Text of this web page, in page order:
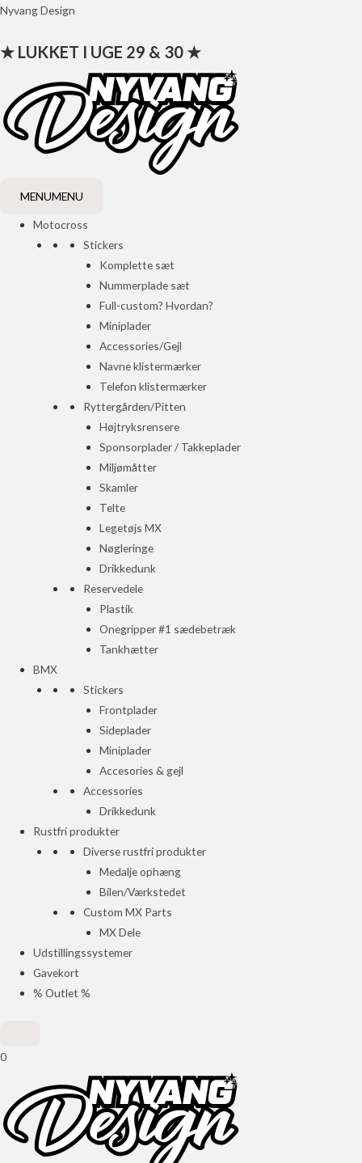
Gå
indholdet
Nyvang Design
★ LUKKET I UGE 29 & 30 ★
MENUMENU
Motocross
Stickers
Komplette sæt
Nummerplade sæt
Full-custom? Hvordan?
Miniplader
Accessories/Gejl
Navne klistermærker
Telefon klistermærker
Ryttergården/Pitten
Højtryksrensere
Sponsorplader / Takkeplader
Miljømåtter
Skamler
Telte
Legetøjs MX
Nøgleringe
Drikkedunk
Reservedele
Plastik
Onegripper #1 sædebetræk
Tankhætter
BMX
Stickers
Frontplader
Sideplader
Miniplader
Accesories & gejl
Accessories
Drikkedunk
Rustfri produkter
Diverse rustfri produkter
Medalje ophæng
Bilen/Værkstedet
Custom MX Parts
MX Dele
Udstillingssystemer
Gavekort
% Outlet %
0